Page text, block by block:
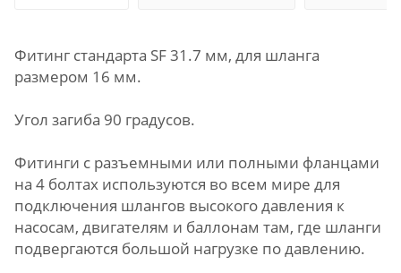
Фитинг стандарта SF 31.7 мм, для шланга
размером 16 мм.
Угол загиба 90 градусов.
Фитинги с разъемными или полными фланцами
на 4 болтах используются во всем мире для
подключения шлангов высокого давления к
насосам, двигателям и баллонам там, где шланги
подвергаются большой нагрузке по давлению.